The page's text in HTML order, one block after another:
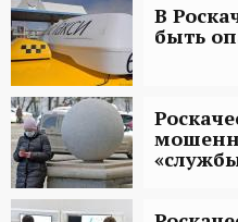
В
быть